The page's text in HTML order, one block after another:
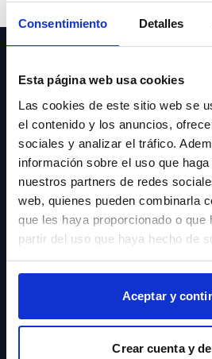
Consentimiento Detalles
Esta página web usa cookies
Las cookies de este sitio web se
el contenido y los anuncios,
sociales y analizar el tráfico.
información sobre el uso que
nuestros partners de redes
web, quienes pueden combinarla
que les haya proporcionado o que
partir del uso que haya hecho de
Aceptar y
Crear cuenta y
NEWSLETTER
Suscríbete y recibe las últimas
Acepto los
Términos y
Condiciones
Suscribirse
ENLACES